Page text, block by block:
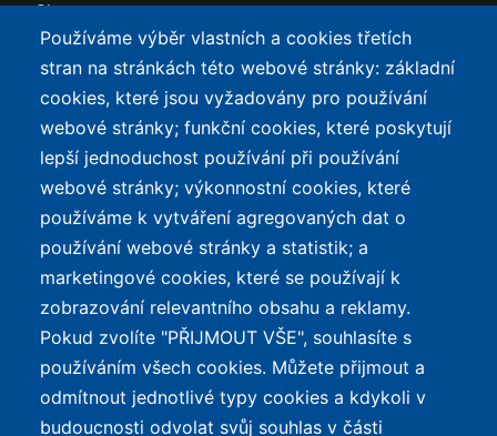
Slevy
TOP LISTY Z DAT
Přehled top listů
Nejlehčí elektrokola
Největší dojezd
Nejlevnější s Bosch CX
Největší poklesy cen
Nejlepší poměr
cena/výkon
SERVIS
Kontakt
Podmínky užívání a
ochrana osobních údajů
e-Biker Point
Mapa stránek
O WEBU
Průvodce světem
Používáme výběr vlastních a cookies třetích
stran na stránkách této webové stránky: základní
cookies, které jsou vyžadovány pro používání
webové stránky; funkční cookies, které poskytují
lepší jednoduchost používání při používání
webové stránky; výkonnostní cookies, které
používáme k vytváření agregovaných dat o
používání webové stránky a statistik; a
marketingové cookies, které se používají k
zobrazování relevantního obsahu a reklamy.
Pokud zvolíte "PŘIJMOUT VŠE", souhlasíte s
používáním všech cookies. Můžete přijmout a
odmítnout jednotlivé typy cookies a kdykoli v
budoucnosti odvolat svůj souhlas v části